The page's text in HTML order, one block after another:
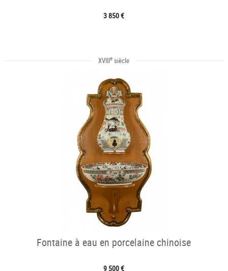
3 850 €
XVIIIe siècle
Fontaine à eau en porcelaine chinoise
9 500 €